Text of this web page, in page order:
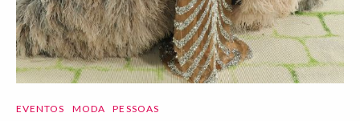
EVENTOS MODA PESSOAS